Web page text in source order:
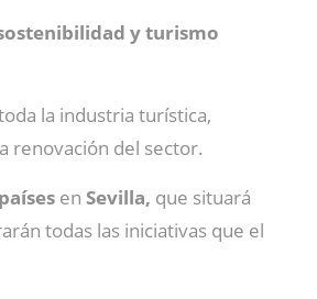
y turismo
la industria turística,
renovación del sector.
en Sevilla, que situará
todas las iniciativas que el